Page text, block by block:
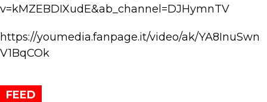
v=kMZEBDIXudE&ab_channel=DJHymnTV
https://youmedia.fanpage.it/video/ak/YA8InuSwn
V1BqCOk
FEED